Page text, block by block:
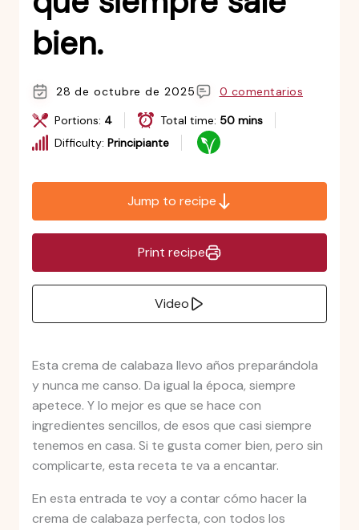
bien.
28 de octubre de 2025
0 comentarios
Portions: 4 Total time: 50 mins
Difficulty: Principiante
Jump to recipe
Print recipe
Video
Esta crema de calabaza llevo años preparándola
y nunca me canso. Da igual la época, siempre
apetece. Y lo mejor es que se hace con
ingredientes sencillos, de esos que casi siempre
tenemos en casa. Si te gusta comer bien, pero sin
complicarte, esta receta te va a encantar.
En esta entrada te voy a contar cómo hacer la
crema de calabaza perfecta, con todos los